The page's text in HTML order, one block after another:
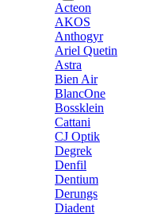
Acteon
AKOS
Anthogyr
Ariel Quetin
Astra
Bien Air
BlancOne
Bossklein
Cattani
CJ Optik
Degrek
Denfil
Dentium
Derungs
Diadent